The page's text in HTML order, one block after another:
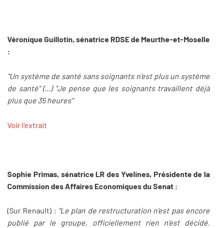
Véronique Guillotin, sénatrice RDSE de Meurthe-et-Moselle
:
"Un système de santé sans soignants n'est plus un système
de santé" (...) "Je pense que les soignants travaillent déjà
plus que 35 heures"
Voir l'extrait
Sophie Primas, sénatrice LR des Yvelines, Présidente de la
Commission des Affaires Economiques du Senat :
(Sur Renault) : "Le plan de restructuration n'est pas encore
publié par le groupe, officiellement rien n'est décidé.